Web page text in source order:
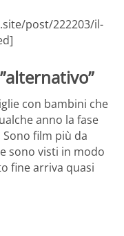
post/222203/il-
con bambini che
anno la fase
Sono film più da
sono visti in modo
fine arriva quasi